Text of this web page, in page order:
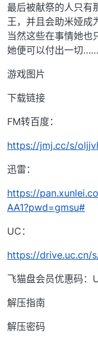
最后被献祭的人只有
王，并且会助米娅成
当然这些在事情她也
她便可以付出一切……
游戏图片
下载链接
FM转百度：
https://jmj.cc/s/
迅雷：
https://
AA1?pwd=gmsu#
UC：
https://drive.uc.cn/
飞猫盘会员优惠码：
解压指南
解压密码